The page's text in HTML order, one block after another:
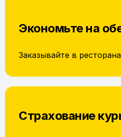
Экономьте на
Заказывайте в
Страхование